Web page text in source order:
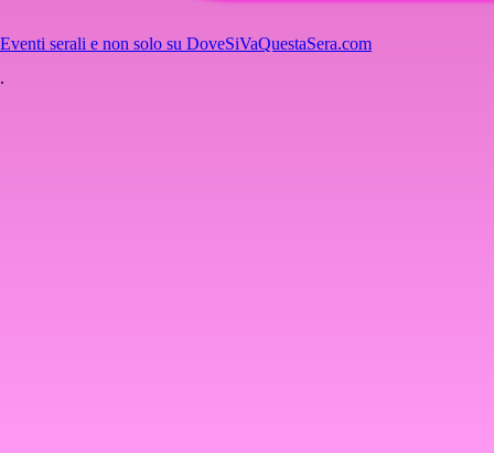
Eventi serali e non solo su DoveSiVaQuestaSera.com
.